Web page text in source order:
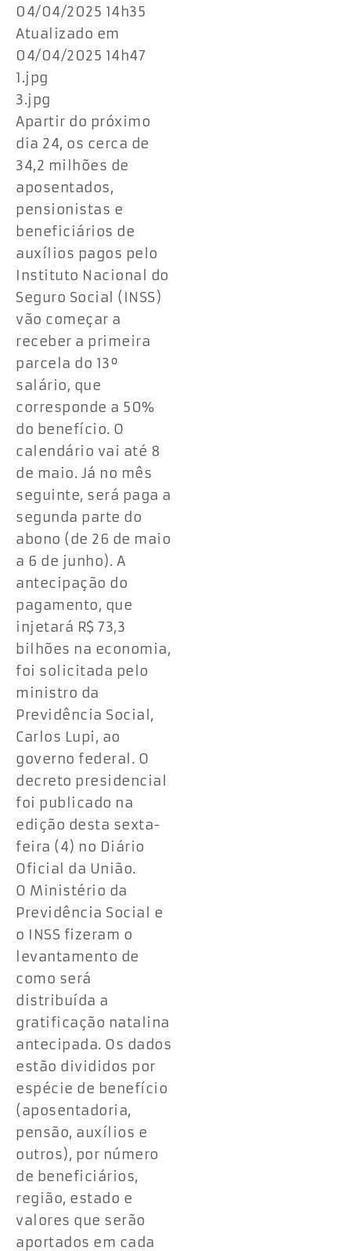
04/04/2025 14h35
Atualizado em
04/04/2025 14h47
1.jpg
3.jpg
Apartir do próximo
dia 24, os cerca de
34,2 milhões de
aposentados,
pensionistas e
beneficiários de
auxílios pagos pelo
Instituto Nacional do
Seguro Social (INSS)
vão começar a
receber a primeira
parcela do 13º
salário, que
corresponde a 50%
do benefício. O
calendário vai até 8
de maio. Já no mês
seguinte, será paga a
segunda parte do
abono (de 26 de maio
a 6 de junho). A
antecipação do
pagamento, que
injetará R$ 73,3
bilhões na economia,
foi solicitada pelo
ministro da
Previdência Social,
Carlos Lupi, ao
governo federal. O
decreto presidencial
foi publicado na
edição desta sexta-
feira (4) no Diário
Oficial da União.
O Ministério da
Previdência Social e
o INSS fizeram o
levantamento de
como será
distribuída a
gratificação natalina
antecipada. Os dados
estão divididos por
espécie de benefício
(aposentadoria,
pensão, auxílios e
outros), por número
de beneficiários,
região, estado e
valores que serão
aportados em cada